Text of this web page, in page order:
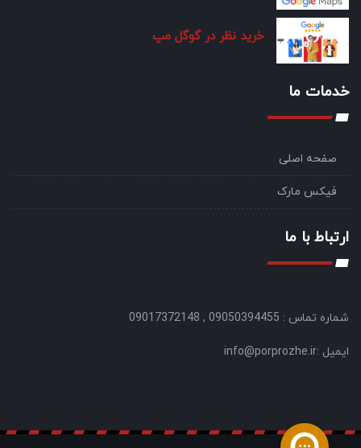
خرید نظر در گوگل مپ
خدمات ما
صفحه اصلی
فیکس مارک
ارتباط با ما
شماره تماس : 09050394455 , 09017372148
ایمیل :info@porprozhe.ir